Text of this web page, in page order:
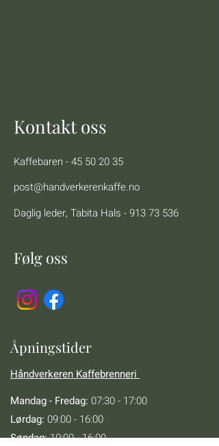
Kontakt oss
Kaffebaren -45 50 20 35
post@handverkerenkaffe.no
Daglig leder, Tabita Hals -913 73 536
Følg oss
Åpningstider
Håndverkeren Kaffebrenneri
Mandag - Fredag: 07:30 - 17:00
Lørdag: 09:00 - 16:00
Søndag:10:00 - 16:00​​​​